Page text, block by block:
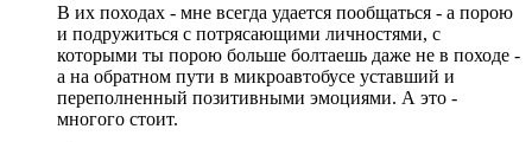
В их походах - мне всегда удается пообщаться - а порою
и подружиться с потрясающими личностями, с
которыми ты порою больше болтаешь даже не в походе -
а на обратном пути в микроавтобусе уставший и
переполненный позитивными эмоциями. А это -
многого стоит.